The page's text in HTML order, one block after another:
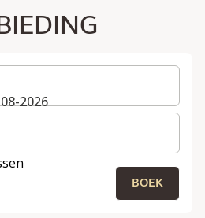
2026
en gasten voor je verblijf
BOEK